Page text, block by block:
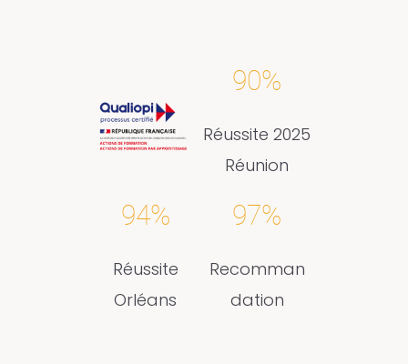
90%
Réussite 2025
Réunion
94%
Réussite
Orléans
97%
Recomman
dation